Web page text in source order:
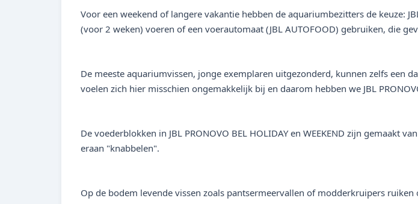
Voor een weekend of langere vakantie hebben de aquariumbezitters de keuze:
(voor 2 weken) voeren of een voerautomaat (JBL AUTOFOOD) gebruiken, die
De meeste aquariumvissen, jonge exemplaren uitgezonderd, kunnen zelfs een
voelen zich hier misschien ongemakkelijk bij en daarom hebben we JBL
De voederblokken in JBL PRONOVO BEL HOLIDAY en WEEKEND zijn gemaakt
eraan "knabbelen".
Op de bodem levende vissen zoals pantsermeervallen of modderkruipers